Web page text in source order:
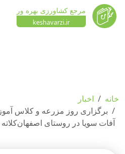
مرجع کشاورزی بهره ور
keshavarzi.ir
خانه
اخبار
برگزاری روز مزرعه و کلاس
آفات سویا در روستای